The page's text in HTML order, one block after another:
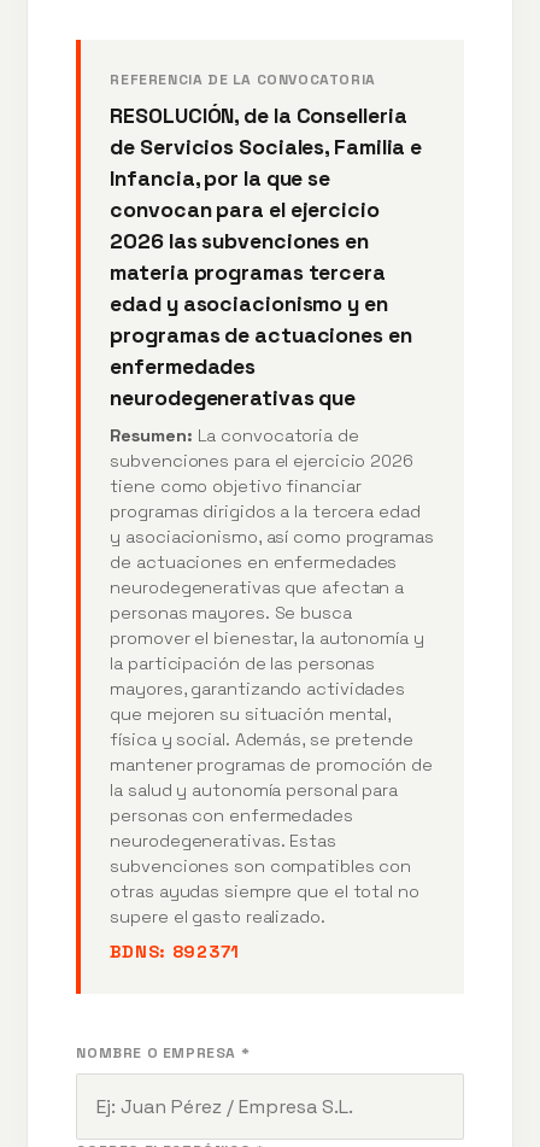
REFERENCIA DE LA CONVOCATORIA
RESOLUCIÓN, de la Conselleria
de Servicios Sociales, Familia e
Infancia, por la que se
convocan para el ejercicio
2026 las subvenciones en
materia programas tercera
edad y asociacionismo y en
programas de actuaciones en
enfermedades
neurodegenerativas que
Resumen: La convocatoria de
subvenciones para el ejercicio 2026
tiene como objetivo financiar
programas dirigidos a la tercera edad
y asociacionismo, así como programas
de actuaciones en enfermedades
neurodegenerativas que afectan a
personas mayores. Se busca
promover el bienestar, la autonomía y
la participación de las personas
mayores, garantizando actividades
que mejoren su situación mental,
física y social. Además, se pretende
mantener programas de promoción de
la salud y autonomía personal para
personas con enfermedades
neurodegenerativas. Estas
subvenciones son compatibles con
otras ayudas siempre que el total no
supere el gasto realizado.
BDNS: 892371
NOMBRE O EMPRESA *